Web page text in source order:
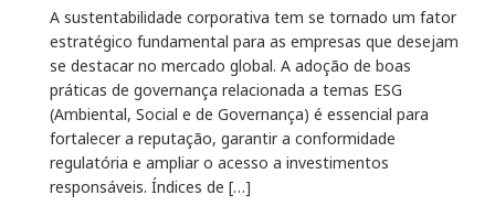
A sustentabilidade corporativa tem se tornado um fator
estratégico fundamental para as empresas que desejam
se destacar no mercado global. A adoção de boas
práticas de governança relacionada a temas ESG
(Ambiental, Social e de Governança) é essencial para
fortalecer a reputação, garantir a conformidade
regulatória e ampliar o acesso a investimentos
responsáveis. Índices de […]